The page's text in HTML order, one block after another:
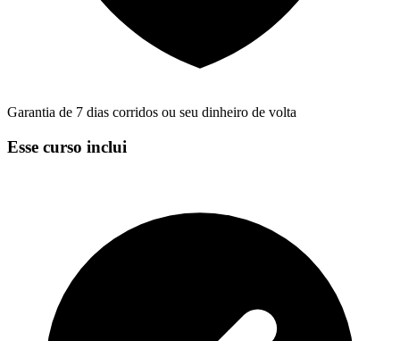
Garantia de 7 dias corridos ou seu dinheiro de volta
Esse curso inclui